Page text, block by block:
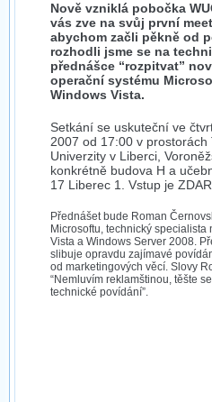
Nově vzniklá pobočka
vás zve na svůj první
abychom začli pěkně od
rozhodli jsme se na
přednášce “rozpitvat”
operační systému
Windows Vista.
Setkání se uskuteční ve
2007 od 17:00 v prostorách
Univerzity v Liberci,
konkrétně budova H a
17 Liberec 1. Vstup je
Přednášet bude Roman
Microsoftu, technický specialista
Vista a Windows Server 2008.
slibuje opravdu zajímavé
od marketingových věcí. Slovy
“Nemluvím reklamštinou, těšte
technické povídání”.